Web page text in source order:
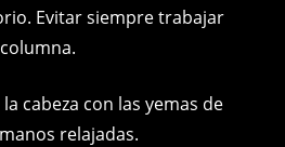
Evitar siempre trabajar
cabeza con las yemas de
relajadas.